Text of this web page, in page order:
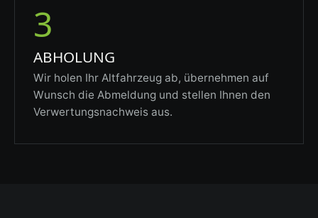
3
ABHOLUNG
Wir holen Ihr Altfahrzeug ab, übernehmen auf
Wunsch die Abmeldung und stellen Ihnen den
Verwertungsnachweis aus.